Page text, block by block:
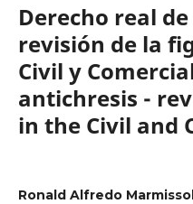
Derecho real
revisión de la
Civil y
antichresis -
in the Civil and
Ronald Alfredo